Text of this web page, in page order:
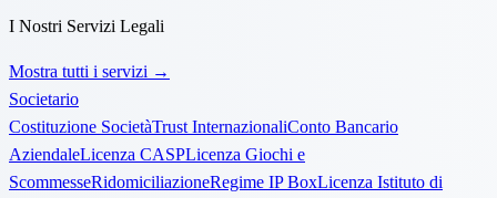
I Nostri Servizi Legali
Mostra tutti i servizi →
Societario
Costituzione SocietàTrust InternazionaliConto Bancario
AziendaleLicenza CASPLicenza Giochi e
ScommesseRidomiciliazioneRegime IP BoxLicenza Istituto di